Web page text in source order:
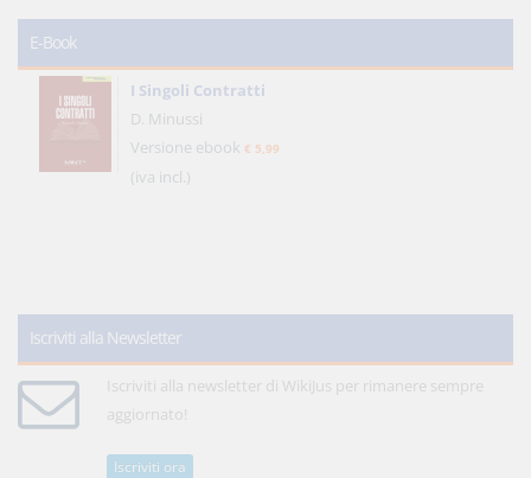
E-Book
I Singoli Contratti
D. Minussi
Versione ebook € 5,99
(iva incl.)
Iscriviti alla Newsletter
Iscriviti alla newsletter di WikiJus per rimanere sempre
aggiornato!
Iscriviti ora